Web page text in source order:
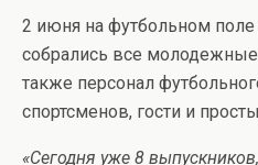
2 июня на футбольном
собрались все
также персонал
спортсменов, гости и
«Сегодня уже 8